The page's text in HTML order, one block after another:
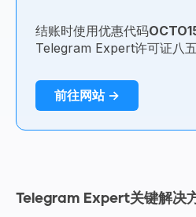
结账时使用优惠代码
Telegram Expert许可证八五
前往网站 →
Telegram Expert关键解决